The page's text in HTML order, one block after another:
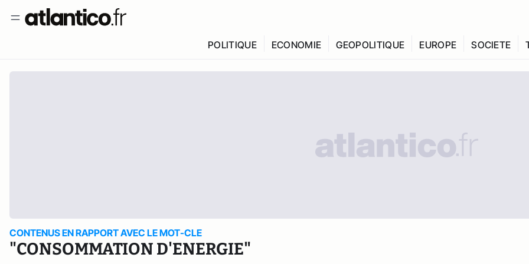
POLITIQUE ECONOMIE GEOPOLITIQUE EUROPE SOCIETE
CONTENUS EN RAPPORT AVEC LE MOT-CLE
"CONSOMMATION D'ENERGIE"